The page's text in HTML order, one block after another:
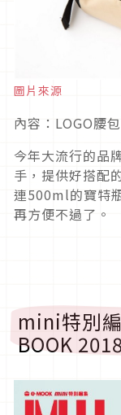
圖片來源
內容：LOGO腰包
今年大流行的品
手，提供好搭配
連500ml的寶特
再方便不過了。
mini特別
BOOK